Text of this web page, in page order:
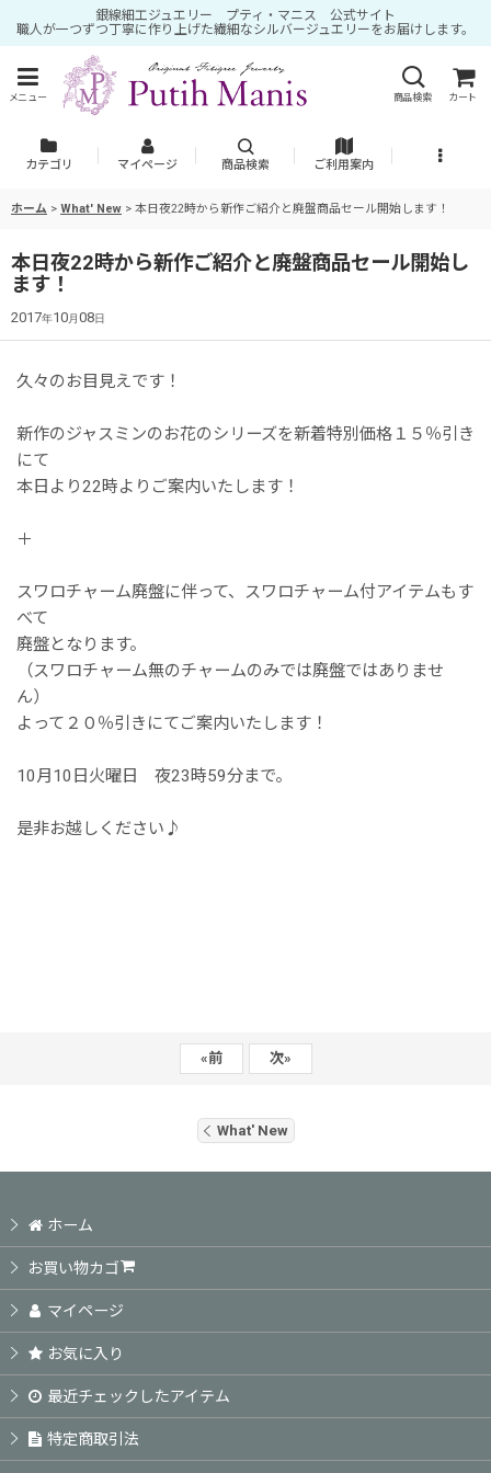
銀線細工ジュエリー プティ・マニス 公式サイト
職人が一つずつ丁寧に作り上げた繊細なシルバージュエリーをお届けします。
メニュー 商品検索 カート
カテゴリ マイページ 商品検索 ご利用案内
ホーム > What' New > 本日夜22時から新作ご紹介と廃盤商品セール開始します！
本日夜22時から新作ご紹介と廃盤商品セール開始し
ます！
2017年10月08日
久々のお目見えです！
新作のジャスミンのお花のシリーズを新着特別価格１５％引き
にて
本日より22時よりご案内いたします！
＋
スワロチャーム廃盤に伴って、スワロチャーム付アイテムもす
べて
廃盤となります。
（スワロチャーム無のチャームのみでは廃盤ではありませ
ん）
よって２０％引きにてご案内いたします！
10月10日火曜日 夜23時59分まで。
是非お越しください♪
«前 次»
What' New
ホーム
お買い物カゴ
マイページ
お気に入り
最近チェックしたアイテム
特定商取引法